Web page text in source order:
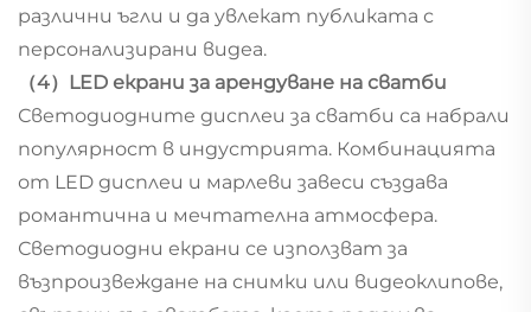
различни ъгли и да увлекат публиката с
персонализирани видеа.
（4）LED екрани за арендуване на сватби
Светодиодните дисплеи за сватби са набрали
популярност в индустрията. Комбинацията
от LED дисплеи и марлеви завеси създава
романтична и мечтателна атмосфера.
Светодиодни екрани се използват за
възпроизвеждане на снимки или видеоклипове,